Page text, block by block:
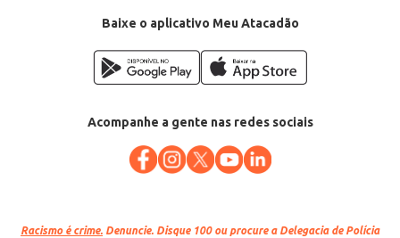
Baixe o aplicativo Meu Atacadão
Acompanhe a gente nas redes sociais
Racismo é crime. Denuncie. Disque 100 ou procure a Delegacia de Polícia